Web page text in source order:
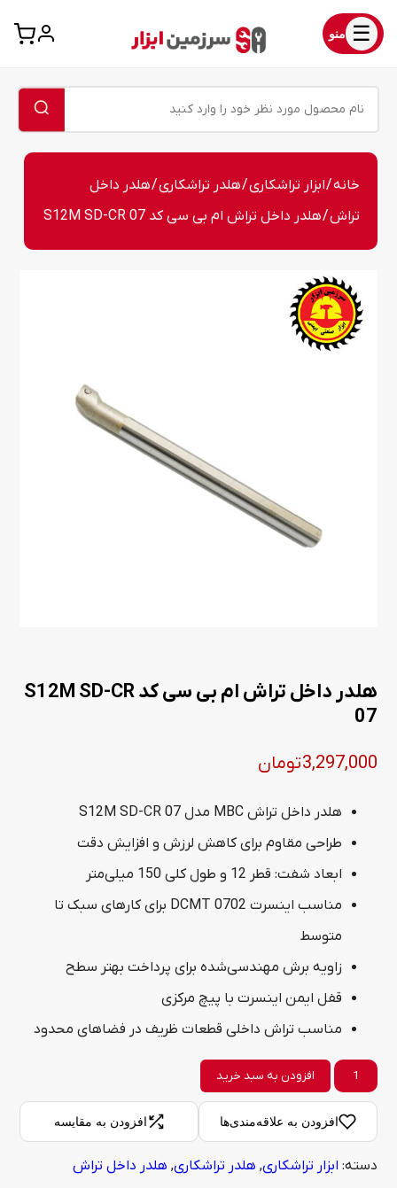
☰ منو
خانه/ابزار تراشکاری/هلدر تراشکاری/هلدر داخل
تراش/ هلدر داخل تراش ام بی سی کد S12M SD-CR 07
هلدر داخل تراش ام بی سی کد S12M SD-CR
07
3,297,000تومان
هلدر داخل تراش MBC مدل S12M SD-CR 07
طراحی مقاوم برای کاهش لرزش و افزایش دقت
ابعاد شفت: قطر 12 و طول کلی 150 میلی‌متر
مناسب اینسرت DCMT 0702 برای کارهای سبک تا
متوسط
زاویه برش مهندسی‌شده برای پرداخت بهتر سطح
قفل ایمن اینسرت با پیچ مرکزی
مناسب تراش داخلی قطعات ظریف در فضاهای محدود
هلدر
داخل
تراش
ام
افزودن به سبد خرید
افزودن به علاقه‌مندی‌ها افزودن به مقایسه
دسته: ابزار تراشکاری, هلدر تراشکاری, هلدر داخل تراش